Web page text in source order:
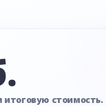
стоимость.